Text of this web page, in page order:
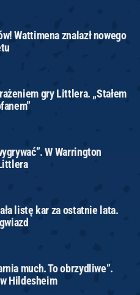
Wattimena znalazł nowego
gry Littlera. „Stałem
W Warrington
listę kar za ostatnie lata.
much. To obrzydliwe”.
Hildesheim